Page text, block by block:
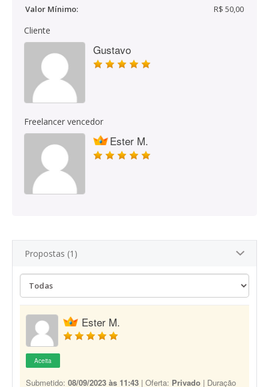
Valor Mínimo:
R$ 50,00
Cliente
Gustavo
Freelancer vencedor
Ester M.
Propostas (1)
Ester M.
Aceita
Submetido: 08/09/2023 às 11:43 | Oferta: Privado | Duração